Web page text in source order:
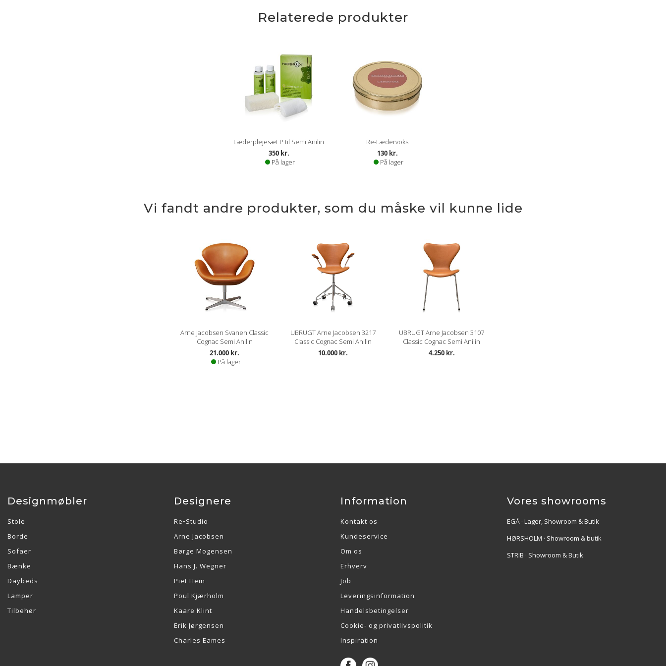
Relaterede produkter
Læderplejesæt P til Semi Anilin
350 kr.
På lager
Re-Lædervoks
130 kr.
På lager
Vi fandt andre produkter, som du måske vil kunne lide
Arne Jacobsen Svanen Classic
Cognac Semi Anilin
21.000 kr.
På lager
UBRUGT Arne Jacobsen 3217
Classic Cognac Semi Anilin
10.000 kr.
UBRUGT Arne Jacobsen 3107
Classic Cognac Semi Anilin
4.250 kr.
Designmøbler
Stole
Borde
Sofaer
Bænke
Daybeds
Lamper
Tilbehør
Designere
Re•Studio
Arne Jacobsen
Børge Mogensen
Hans J. Wegner
Piet Hein
Poul Kjærholm
Kaare Klint
Erik Jørgensen
Charles Eames
Information
Kontakt os
Kundeservice
Om os
Erhverv
Job
Leveringsinformation
Handelsbetingelser
Cookie- og privatlivspolitik
Inspiration
Vores showrooms
EGÅ · Lager, Showroom & Butik
HØRSHOLM · Showroom & butik
STRIB · Showroom & Butik